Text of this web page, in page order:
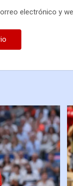
electrónico y